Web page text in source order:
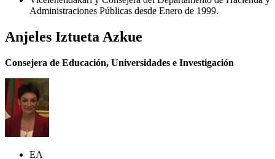
Administraciones Públicas desde Enero de 1999.
Anjeles Iztueta Azkue
Consejera de Educación, Universidades e Investigación
EA